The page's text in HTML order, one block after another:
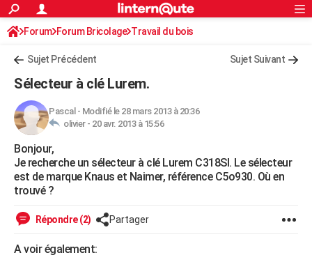
ACTUALITÉS
Politique
Société
Faits Divers
Education
Monde
Villes
+
FINANCE
Retraite
Impôts
Epargne
Immobilier
Risques naturels par ville
Banque
Assurance
Crédit
AUTO
Essais
Réserver un essai
Citadines
Berlines
SUV
Forum auto
+HIGH-TECH
Mobiles
Meilleur smartphone
Internet
Ordinateurs
Jeux vidéo
Guide high-tech
+BRICOLAGE
Forum
Aménagement intérieur
Extérieur
Cuisine
Salle de bains
Jardinage
Rangement
WEEK-END
LIFESTYLE
S'inscrire
Connexion
Forum Forum Bricolage Travail du bois
Sujet Précédent Sujet Suivant
Sélecteur à clé Lurem.
Pascal - Modifié le 28 mars 2013 à 20:36
olivier - 20 avr. 2013 à 15:56
Bonjour,
Je recherche un sélecteur à clé Lurem C318SI. Le sélecteur
est de marque Knaus et Naimer, référence C5o930. Où en
trouvé ?
Répondre (2) Partager
A voir également: